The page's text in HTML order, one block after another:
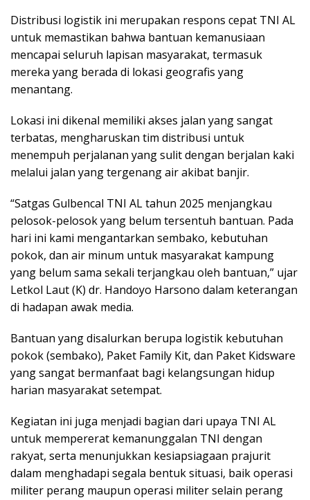
Distribusi logistik ini merupakan respons cepat TNI AL
untuk memastikan bahwa bantuan kemanusiaan
mencapai seluruh lapisan masyarakat, termasuk
mereka yang berada di lokasi geografis yang
menantang.
Lokasi ini dikenal memiliki akses jalan yang sangat
terbatas, mengharuskan tim distribusi untuk
menempuh perjalanan yang sulit dengan berjalan kaki
melalui jalan yang tergenang air akibat banjir.
“Satgas Gulbencal TNI AL tahun 2025 menjangkau
pelosok-pelosok yang belum tersentuh bantuan. Pada
hari ini kami mengantarkan sembako, kebutuhan
pokok, dan air minum untuk masyarakat kampung
yang belum sama sekali terjangkau oleh bantuan,” ujar
Letkol Laut (K) dr. Handoyo Harsono dalam keterangan
di hadapan awak media.
Bantuan yang disalurkan berupa logistik kebutuhan
pokok (sembako), Paket Family Kit, dan Paket Kidsware
yang sangat bermanfaat bagi kelangsungan hidup
harian masyarakat setempat.
Kegiatan ini juga menjadi bagian dari upaya TNI AL
untuk mempererat kemanunggalan TNI dengan
rakyat, serta menunjukkan kesiapsiagaan prajurit
dalam menghadapi segala bentuk situasi, baik operasi
militer perang maupun operasi militer selain perang